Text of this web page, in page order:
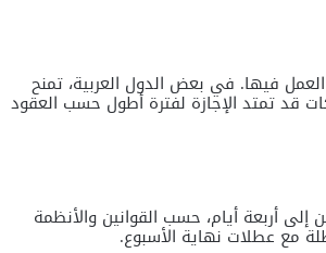
فيها. في بعض الدول العربية، تمنح
الشركات قد تمتد الإجازة لفترة أطول حسب العقود
أربعة أيام، حسب القوانين والأنظمة
مع عطلات نهاية الأسبوع.